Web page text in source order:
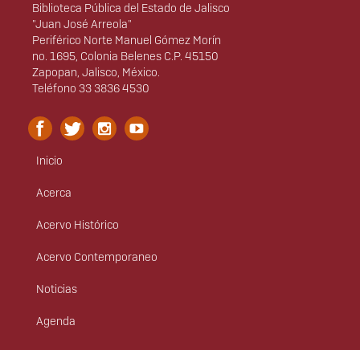
Biblioteca Pública del Estado de Jalisco
"Juan José Arreola"
Periférico Norte Manuel Gómez Morín
no. 1695, Colonia Belenes C.P. 45150
Zapopan, Jalisco, México.
Teléfono 33 3836 4530
Menú
principal
Inicio
Acerca
Acervo Histórico
Acervo Contemporaneo
Noticias
Agenda